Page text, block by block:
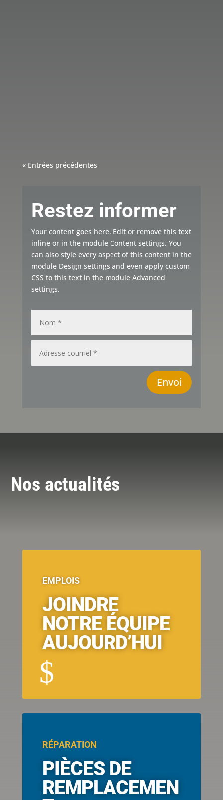
« Entrées précédentes
Restez informer
Your content goes here. Edit or remove this text
inline or in the module Content settings. You
can also style every aspect of this content in the
module Design settings and even apply custom
CSS to this text in the module Advanced
settings.
Envoi
Nos actualités
EMPLOIS
JOINDRE
NOTRE ÉQUIPE
AUJOURD’HUI
$
RÉPARATION
PIÈCES DE
REMPLACEMEN